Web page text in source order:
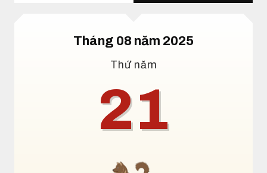
Tháng 08 năm 2025
Thứ năm
21